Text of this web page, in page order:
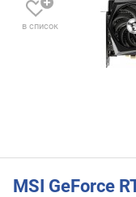
в список
MSI GeForce